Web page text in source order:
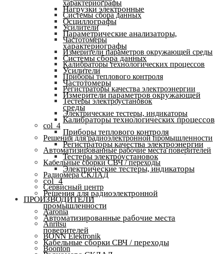
характериографы
Системы сбора данных
Усилители
Частотомеры
Измерители параметров окружающей среды
Калибраторы технологических процессов
Приборы теплового контроля
Регистраторы качества электроэнергии
Тестеры электроустановок
Электрические тестеры, индикаторы
col_4
Решения для радиоэлектронной промышленности
Автоматизированные рабочие места поверителей
Кабельные сборки СВЧ / переходы
Радиомера СКЛАД
Сервисный центр
ПРОИЗВОДИТЕЛИ
Aaronia
Anritsu
BONN Elektronik
Boonton
Нагрузки электронные
Осциллографы
Параметрические анализаторы,
характериографы
Системы сбора данных
Усилители
Частотомеры
Измерители параметров окружающей
среды
Калибраторы технологических процессов
Приборы теплового контроля
Регистраторы качества электроэнергии
Тестеры электроустановок
Электрические тестеры, индикаторы
col_4
Решения для радиоэлектронной
промышленности
Автоматизированные рабочие места
поверителей
Кабельные сборки СВЧ / переходы